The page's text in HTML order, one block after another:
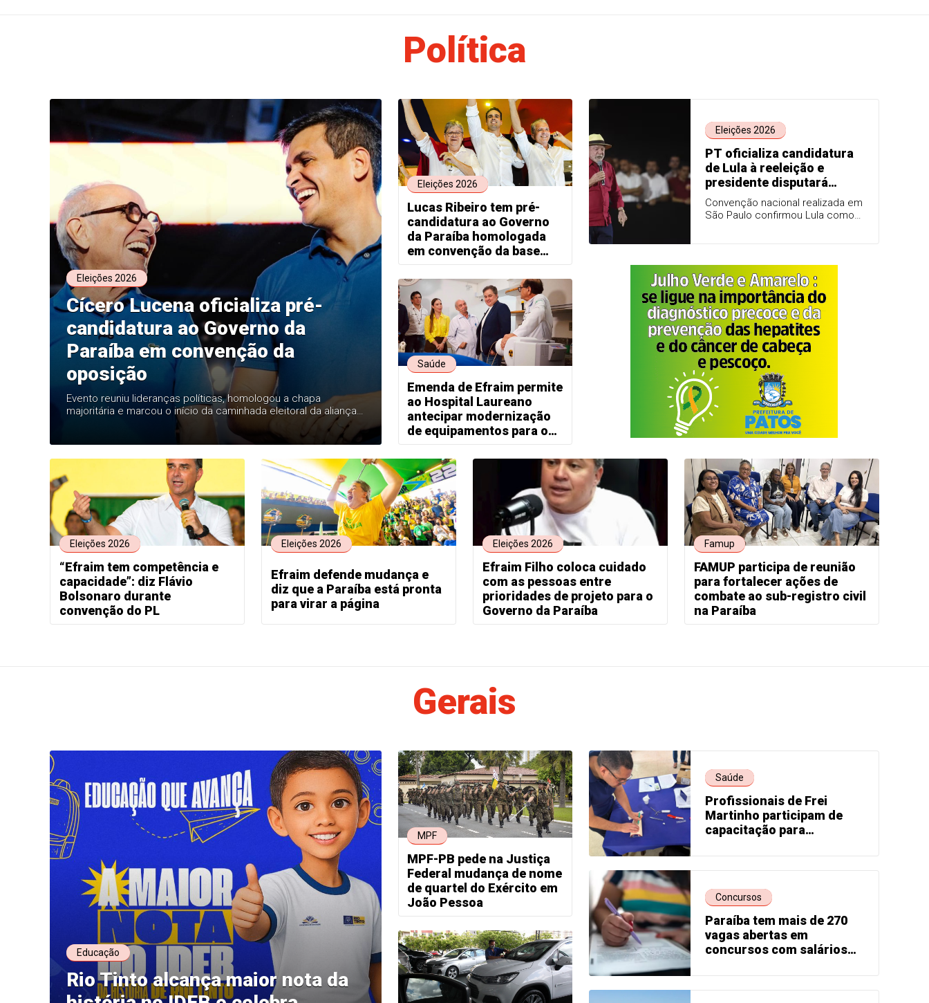
Política
Eleições 2026
Cícero Lucena oficializa pré-
candidatura ao Governo da
Paraíba em convenção da
oposição
Evento reuniu lideranças políticas, homologou a chapa
majoritária e marcou o início da caminhada eleitoral da aliança
formada por MDB e PSD.
Eleições 2026
Lucas Ribeiro tem pré-
candidatura ao Governo
da Paraíba homologada
em convenção da base
Saúde
Emenda de Efraim permite
ao Hospital Laureano
antecipar modernização
de equipamentos para o
Eleições 2026
PT oficializa candidatura
de Lula à reeleição e
presidente disputará
quarto mandato
Convenção nacional realizada em
São Paulo confirmou Lula como
chapa.
Eleições 2026
“Efraim tem competência e
capacidade”: diz Flávio
Bolsonaro durante
convenção do PL
Eleições 2026
Efraim defende mudança e
diz que a Paraíba está pronta
para virar a página
Eleições 2026
Efraim Filho coloca cuidado
com as pessoas entre
prioridades de projeto para o
Governo da Paraíba
Famup
FAMUP participa de reunião
para fortalecer ações de
combate ao sub-registro civil
na Paraíba
Gerais
Educação
Rio Tinto alcança maior nota da
MPF
MPF-PB pede na Justiça
Federal mudança de nome
de quartel do Exército em
João Pessoa
Saúde
Profissionais de Frei
Martinho participam de
capacitação para
duração
Concursos
Paraíba tem mais de 270
vagas abertas em
concursos com salários